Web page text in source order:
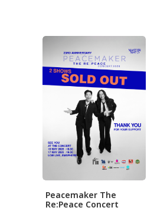
Peacemaker The
Re:Peace Concert